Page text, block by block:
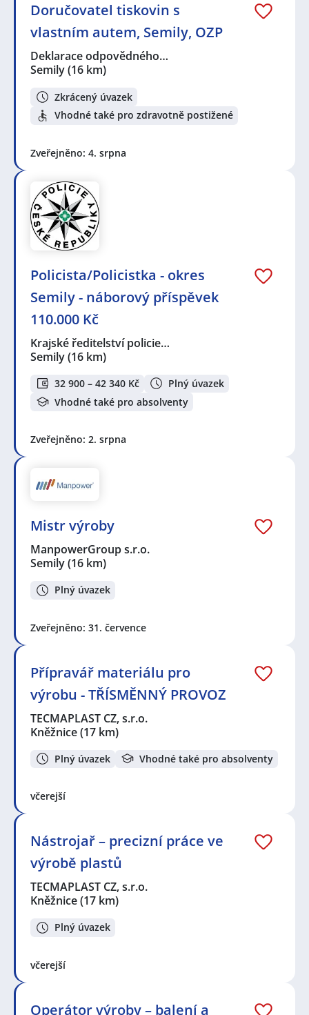
Doručovatel tiskovin s
vlastním autem, Semily, OZP
Deklarace odpovědného…
Semily(16 km)
Zkrácený úvazek
Vhodné také pro zdravotně postižené
Zveřejněno: 4. srpna
Policista/Policistka - okres
Semily - náborový příspěvek
110.000 Kč
Krajské ředitelství policie…
Semily(16 km)
32 900 – 42 340 Kč
Plný úvazek
Vhodné také pro absolventy
Zveřejněno: 2. srpna
Mistr výroby
ManpowerGroup s.r.o.
Semily(16 km)
Plný úvazek
Zveřejněno: 31. července
Přípravář materiálu pro
výrobu - TŘÍSMĚNNÝ PROVOZ
TECMAPLAST CZ, s.r.o.
Kněžnice(17 km)
Plný úvazek Vhodné také pro absolventy
včerejší
Nástrojař – precizní práce ve
výrobě plastů
TECMAPLAST CZ, s.r.o.
Kněžnice(17 km)
Plný úvazek
včerejší
Operátor výroby – balení a